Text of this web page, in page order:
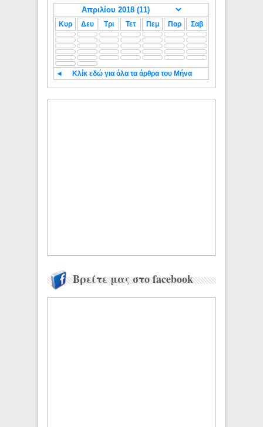
Κυρ Δευ Τρι Τετ Πεμ Παρ Σαβ
◄ Κλίκ εδώ για όλα τα άρθρα του Μήνα
Βρείτε μας στο facebook